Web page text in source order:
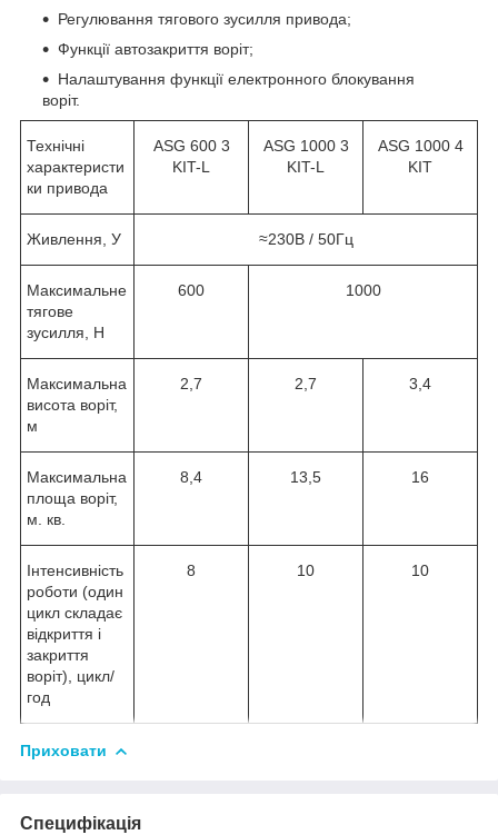
Регулювання тягового зусилля привода;
Функції автозакриття воріт;
Налаштування функції електронного блокування
воріт.
Технічні
характеристи
ки привода
ASG 600 3
KIT-L
ASG 1000 3
KIT-L
ASG 1000 4
KIT
Живлення, У ≈230В / 50Гц
Максимальне
тягове
зусилля, Н
600 1000
Максимальна
висота воріт,
м
2,7 2,7 3,4
Максимальна
площа воріт,
м. кв.
8,4 13,5 16
Інтенсивність
роботи (один
цикл складає
відкриття і
закриття
воріт), цикл/
год
8 10 10
Приховати
Специфікація